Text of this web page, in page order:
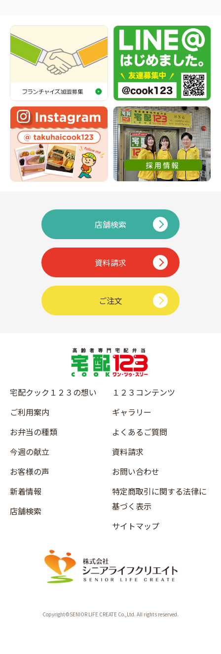
店舗検索
資料請求
ご注文
宅配クック１２３の想い
ご利用案内
お弁当の種類
今週の献立
お客様の声
新着情報
店舗検索
１２３コンテンツ
ギャラリー
よくあるご質問
資料請求
お問い合わせ
特定商取引に関する法律に
基づく表示
サイトマップ
Copyright©SENIOR LIFE CREATE Co.,Ltd. All rights reserved.